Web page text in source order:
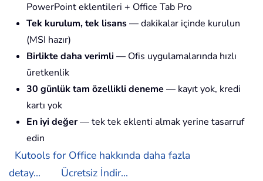
PowerPoint eklentileri + Office Tab Pro
Tek kurulum, tek lisans— dakikalar içinde kurulun
(MSI hazır)
Birlikte daha verimli — Ofis uygulamalarında hızlı
üretkenlik
30 günlük tam özellikli deneme — kayıt yok, kredi
kartı yok
En iyi değer— tek tek eklenti almak yerine tasarruf
edin
Kutools for Office hakkında daha fazla
detay...
Ücretsiz İndir...